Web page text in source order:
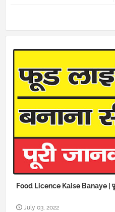
Food Licence Kaise Banaye |
July 03, 2022